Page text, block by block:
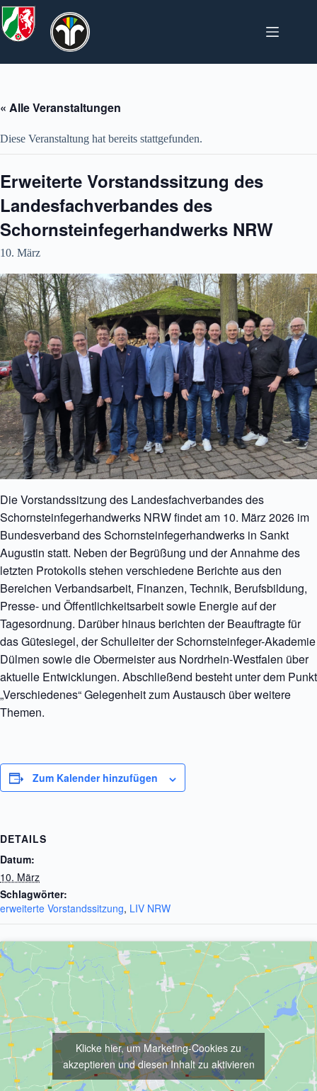
Zum
Inhalt
springen
« Alle Veranstaltungen
Diese Veranstaltung hat bereits stattgefunden.
Erweiterte Vorstandssitzung des
Landesfachverbandes des
Schornsteinfegerhandwerks NRW
10. März
Die Vorstandssitzung des Landesfachverbandes des
Schornsteinfegerhandwerks NRW findet am 10. März 2026 im
Bundesverband des Schornsteinfegerhandwerks in Sankt
Augustin statt. Neben der Begrüßung und der Annahme des
letzten Protokolls stehen verschiedene Berichte aus den
Bereichen Verbandsarbeit, Finanzen, Technik, Berufsbildung,
Presse- und Öffentlichkeitsarbeit sowie Energie auf der
Tagesordnung. Darüber hinaus berichten der Beauftragte für
das Gütesiegel, der Schulleiter der Schornsteinfeger-Akademie
Dülmen sowie die Obermeister aus Nordrhein-Westfalen über
aktuelle Entwicklungen. Abschließend besteht unter dem Punkt
„Verschiedenes“ Gelegenheit zum Austausch über weitere
Themen.
Zum Kalender hinzufügen
DETAILS
Datum:
10. März
erweiterte Vorstandssitzung, LIV NRW
Klicke hier, um Marketing-Cookies zu
akzeptieren und diesen Inhalt zu aktivieren